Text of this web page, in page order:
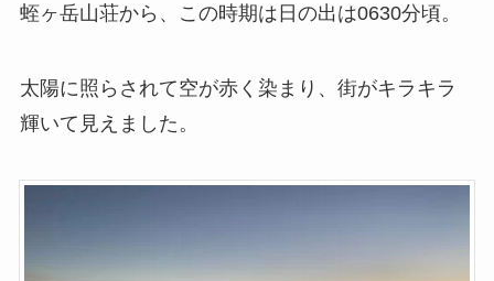
蛭ヶ岳山荘から、この時期は日の出は0630分頃。
太陽に照らされて空が赤く染まり、街がキラキラ
輝いて見えました。